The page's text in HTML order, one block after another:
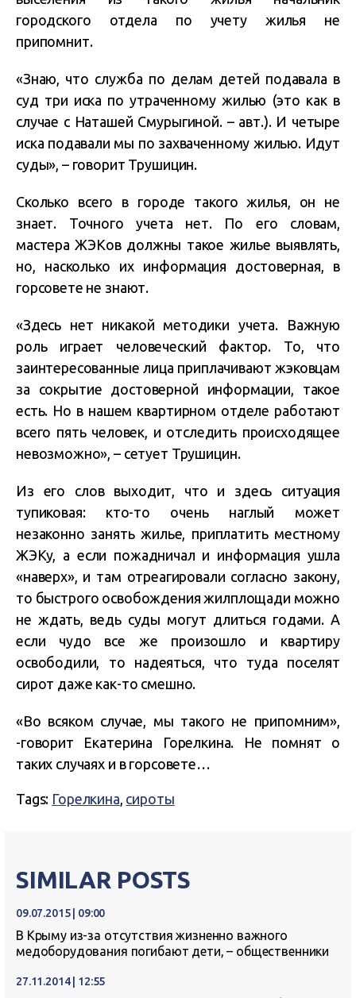
городского отдела по учету жилья не
припомнит.
«Знаю, что служба по делам детей подавала в
суд три иска по утраченному жилью (это как в
случае с Наташей Смурыгиной. – авт.). И четыре
иска подавали мы по захваченному жилью. Идут
суды», – говорит Трушицин.
Сколько всего в городе такого жилья, он не
знает. Точного учета нет. По его словам,
мастера ЖЭКов должны такое жилье выявлять,
но, насколько их информация достоверная, в
горсовете не знают.
«Здесь нет никакой методики учета. Важную
роль играет человеческий фактор. То, что
заинтересованные лица приплачивают жэковцам
за сокрытие достоверной информации, такое
есть. Но в нашем квартирном отделе работают
всего пять человек, и отследить происходящее
невозможно», – сетует Трушицин.
Из его слов выходит, что и здесь ситуация
тупиковая: кто-то очень наглый может
незаконно занять жилье, приплатить местному
ЖЭКу, а если пожадничал и информация ушла
«наверх», и там отреагировали согласно закону,
то быстрого освобождения жилплощади можно
не ждать, ведь суды могут длиться годами. А
если чудо все же произошло и квартиру
освободили, то надеяться, что туда поселят
сирот даже как-то смешно.
«Во всяком случае, мы такого не припомним»,
-говорит Екатерина Горелкина. Не помнят о
таких случаях и в горсовете…
Tags: Горелкина сироты
SIMILAR POSTS
09.07.2015 | 09:00
В Крыму из-за отсутствия жизненно важного
медоборудования погибают дети, – общественники
27.11.2014 | 12:55